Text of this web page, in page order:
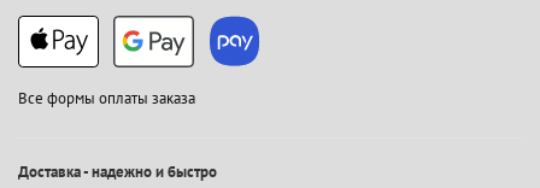
Все формы оплаты заказа
Доставка - надежно и быстро